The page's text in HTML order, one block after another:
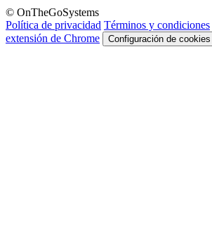
© OnTheGoSystems
Política de privacidad Términos y condiciones
extensión de Chrome
Configuración de cookies